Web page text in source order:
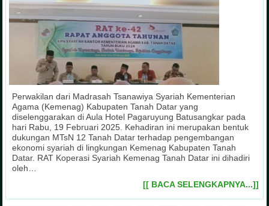
Perwakilan dari Madrasah Tsanawiya Syariah Kementerian
Agama (Kemenag) Kabupaten Tanah Datar yang
diselenggarakan di Aula Hotel Pagaruyung Batusangkar pada
hari Rabu, 19 Februari 2025. Kehadiran ini merupakan bentuk
dukungan MTsN 12 Tanah Datar terhadap pengembangan
ekonomi syariah di lingkungan Kemenag Kabupaten Tanah
Datar. RAT Koperasi Syariah Kemenag Tanah Datar ini dihadiri
oleh…
[[ BACA SELENGKAPNYA...]]